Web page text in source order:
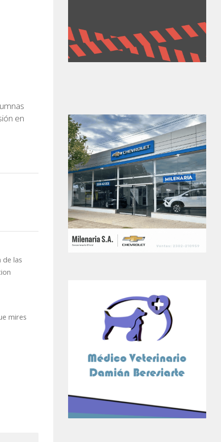
en
de las
mires